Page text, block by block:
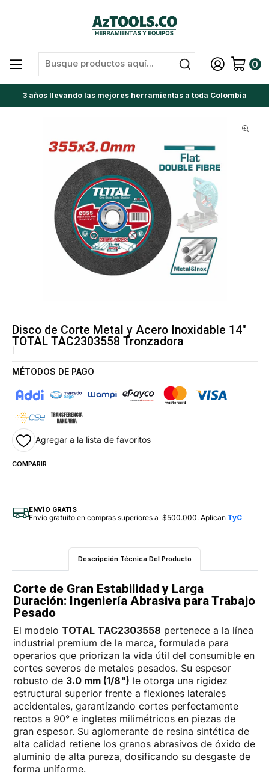
0
3 años llevando las mejores herramientas a toda Colombia
Disco de Corte Metal y Acero Inoxidable 14"
TOTAL TAC2303558 Tronzadora
MÉTODOS DE PAGO
Agregar a la lista de favoritos
COMPARIR
ENVÍO GRATIS
Envío gratuito en compras superiores a $500.000. Aplican TyC
Descripción Técnica Del Producto
Corte de Gran Estabilidad y Larga
Duración: Ingeniería Abrasiva para Trabajo
Pesado
El modelo TOTAL TAC2303558 pertenece a la línea
industrial premium de la marca, formulada para
operarios que priorizan la vida útil del consumible en
cortes severos de metales pesados. Su espesor
robusto de 3.0 mm (1/8") le otorga una rigidez
estructural superior frente a flexiones laterales
accidentales, garantizando cortes perfectamente
rectos a 90° e ingletes milimétricos en piezas de
gran espesor. Su aglomerante de resina sintética de
alta calidad retiene los granos abrasivos de óxido de
aluminio de alta pureza, dosificando su desgaste de
forma uniforme.